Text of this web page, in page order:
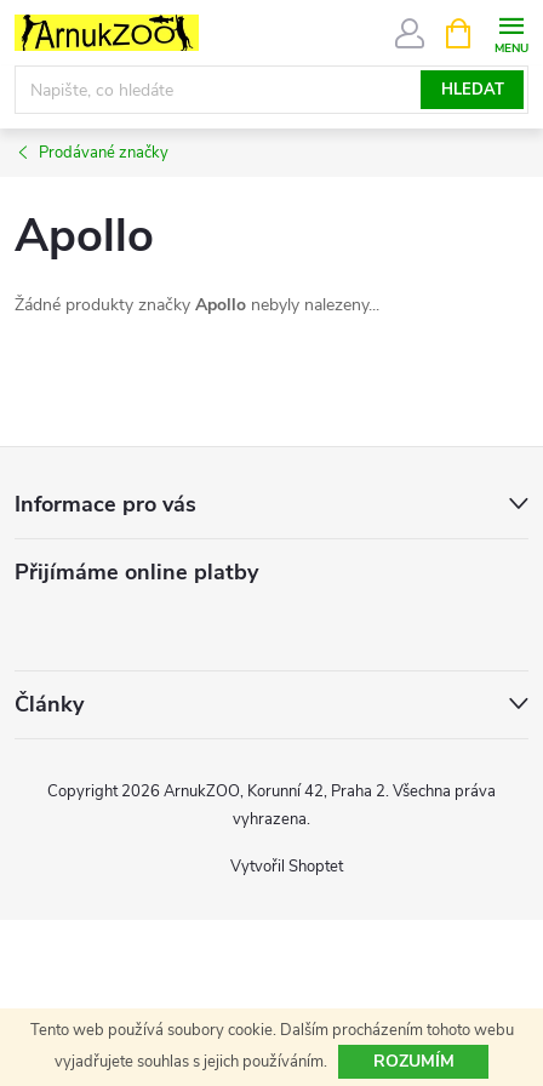
Tento web používá soubory cookie. Dalším procházením tohoto webu
vyjadřujete souhlas s jejich používáním.
ROZUMÍM
Přejít
obsah
HLEDAT
NÁKUPNÍ
KOŠÍK
Prodávané značky
Apollo
Žádné produkty značky Apollo nebyly nalezeny...
p
Informace pro vás
Přijímáme online platby
Články
Vytvořil Shoptet
Copyright 2026 ArnukZOO, Korunní 42, Praha 2. Všechna práva
vyhrazena.